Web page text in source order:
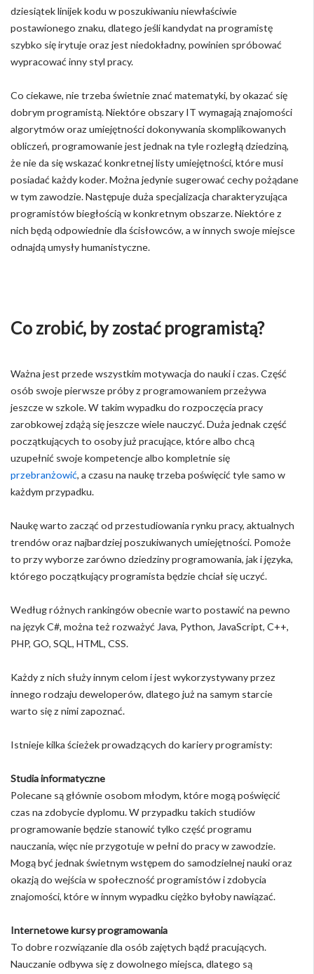
dziesiątek linijek kodu w poszukiwaniu niewłaściwie
postawionego znaku, dlatego jeśli kandydat na programistę
szybko się irytuje oraz jest niedokładny, powinien spróbować
wypracować inny styl pracy.
Co ciekawe, nie trzeba świetnie znać matematyki, by okazać się
dobrym programistą. Niektóre obszary IT wymagają znajomości
algorytmów oraz umiejętności dokonywania skomplikowanych
obliczeń, programowanie jest jednak na tyle rozległą dziedziną,
że nie da się wskazać konkretnej listy umiejętności, które musi
posiadać każdy koder. Można jedynie sugerować cechy pożądane
w tym zawodzie. Następuje duża specjalizacja charakteryzująca
programistów biegłością w konkretnym obszarze. Niektóre z
nich będą odpowiednie dla ścisłowców, a w innych swoje miejsce
odnajdą umysły humanistyczne.
Co zrobić, by zostać programistą?
Ważna jest przede wszystkim motywacja do nauki i czas. Część
osób swoje pierwsze próby z programowaniem przeżywa
jeszcze w szkole. W takim wypadku do rozpoczęcia pracy
zarobkowej zdążą się jeszcze wiele nauczyć. Duża jednak część
początkujących to osoby już pracujące, które albo chcą
uzupełnić swoje kompetencje albo kompletnie się
przebranżowić, a czasu na naukę trzeba poświęcić tyle samo w
każdym przypadku.
Naukę warto zacząć od przestudiowania rynku pracy, aktualnych
trendów oraz najbardziej poszukiwanych umiejętności. Pomoże
to przy wyborze zarówno dziedziny programowania, jak i języka,
którego początkujący programista będzie chciał się uczyć.
Według różnych rankingów obecnie warto postawić na pewno
na język C#, można też rozważyć Java, Python, JavaScript, C++,
PHP, GO, SQL, HTML, CSS.
Każdy z nich służy innym celom i jest wykorzystywany przez
innego rodzaju deweloperów, dlatego już na samym starcie
warto się z nimi zapoznać.
Istnieje kilka ścieżek prowadzących do kariery programisty:
Studia informatyczne
Polecane są głównie osobom młodym, które mogą poświęcić
czas na zdobycie dyplomu. W przypadku takich studiów
programowanie będzie stanowić tylko część programu
nauczania, więc nie przygotuje w pełni do pracy w zawodzie.
Mogą być jednak świetnym wstępem do samodzielnej nauki oraz
okazją do wejścia w społeczność programistów i zdobycia
znajomości, które w innym wypadku ciężko byłoby nawiązać.
Internetowe kursy programowania
To dobre rozwiązanie dla osób zajętych bądź pracujących.
Nauczanie odbywa się z dowolnego miejsca, dlatego są